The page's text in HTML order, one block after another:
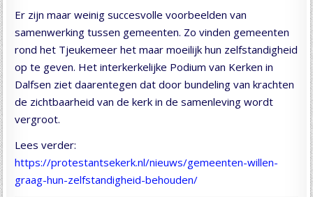
Er zijn maar weinig succesvolle voorbeelden van
samenwerking tussen gemeenten. Zo vinden gemeenten
rond het Tjeukemeer het maar moeilijk hun zelfstandigheid
op te geven. Het interkerkelijke Podium van Kerken in
Dalfsen ziet daarentegen dat door bundeling van krachten
de zichtbaarheid van de kerk in de samenleving wordt
vergroot.
Lees verder:
https://protestantsekerk.nl/nieuws/gemeenten-willen-
graag-hun-zelfstandigheid-behouden/